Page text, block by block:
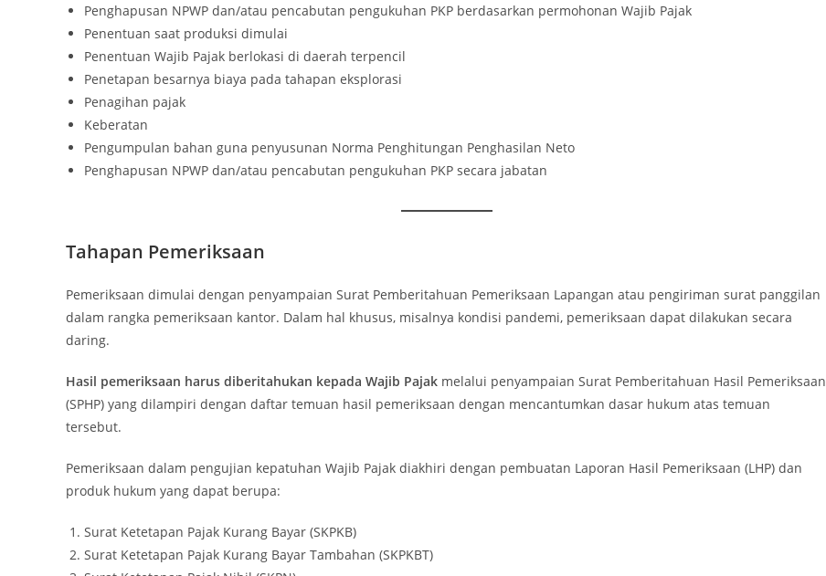
Penghapusan NPWP dan/atau pencabutan pengukuhan PKP berdasarkan permohonan Wajib Pajak
Penentuan saat produksi dimulai
Penentuan Wajib Pajak berlokasi di daerah terpencil
Penetapan besarnya biaya pada tahapan eksplorasi
Penagihan pajak
Keberatan
Pengumpulan bahan guna penyusunan Norma Penghitungan Penghasilan Neto
Penghapusan NPWP dan/atau pencabutan pengukuhan PKP secara jabatan
Tahapan Pemeriksaan
Pemeriksaan dimulai dengan penyampaian Surat Pemberitahuan Pemeriksaan Lapangan atau pengiriman surat panggilan
dalam rangka pemeriksaan kantor. Dalam hal khusus, misalnya kondisi pandemi, pemeriksaan dapat dilakukan secara
daring.
Hasil pemeriksaan harus diberitahukan kepada Wajib Pajak melalui penyampaian Surat Pemberitahuan Hasil Pemeriksaan
(SPHP) yang dilampiri dengan daftar temuan hasil pemeriksaan dengan mencantumkan dasar hukum atas temuan
tersebut.
Pemeriksaan dalam pengujian kepatuhan Wajib Pajak diakhiri dengan pembuatan Laporan Hasil Pemeriksaan (LHP) dan
produk hukum yang dapat berupa:
Surat Ketetapan Pajak Kurang Bayar (SKPKB)
Surat Ketetapan Pajak Kurang Bayar Tambahan (SKPKBT)